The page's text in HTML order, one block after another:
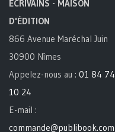
ECRIVAINS - MAISON
D'ÉDITION
866 Avenue Maréchal Juin
30900 Nîmes
Appelez-nous au : 01 84 74
10 24
E-mail :
commande@publibook.com